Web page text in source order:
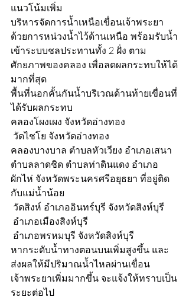
แนวโน้มเพิ่ม
บริหารจัดการน้ำเหนือเขื่อนเจ้าพระยา
ด้วยการหน่วงน้ำไว้ด้านเหนือ พร้อมรับน้ำ
เข้าระบบชลประทานทั้ง 2 ฝั่ง ตาม
ศักยภาพของคลอง เพื่อลดผลกระทบให้ได้
มากที่สุด
พื้นที่นอกคั้นกันน้ำบริเวณด้านท้ายเขื่อนที่
ได้รับผลกระทบ
คลองโผงเผง จังหวัดอ่างทอง
วัดไชโย จังหวัดอ่างทอง
คลองบางบาล ตำบลหัวเวียง อำเภอเสนา
ตำบลลาดชิด ตำบลท่าดินแดง อำเภอ
ผักไห่ จังหวัดพระนครศรีอยุธยา ที่อยู่ติด
กับแม่น้ำน้อย
วัดสิงห์ อำเภออินทร์บุรี จังหวัดสิงห์บุรี
อำเภอเมืองสิงห์บุรี
อำเภอพรหมบุรี จังหวัดสิงห์บุรี
หากระดับน้ำทางตอนบนเพิ่มสูงขึ้น และ
ส่งผลให้มีปริมาณน้ำไหลผ่านเขื่อน
เจ้าพระยาเพิ่มมากขึ้น จะแจ้งให้ทราบเป็น
ระยะต่อไป